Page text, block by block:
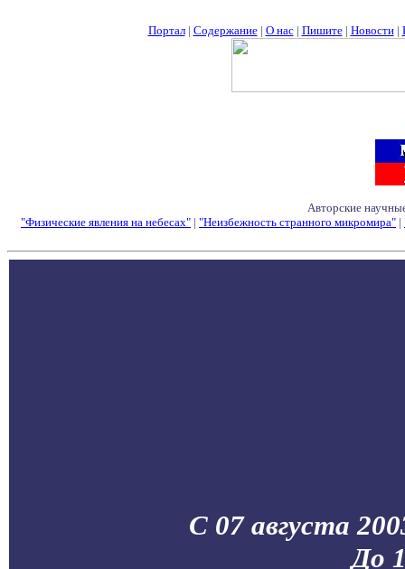
Портал| Содержание| О нас| Пишите| Новости|
Авторские
"Физические явления на небесах" | "Неизбежность странного микромира" |
С 07 августа
До